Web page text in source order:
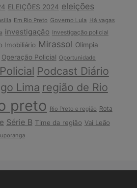
ELEIÇÕES 2024 eleições
Em Rio Preto Governo Lula Há vagas
investigação Investigação policial
Imobiliário Mirassol Olímpia
Operação Policial Oportunidade
Podcast Diário
Lima região de Rio
preto Rio Preto e região Rota
Série B Time da região Vai Leão